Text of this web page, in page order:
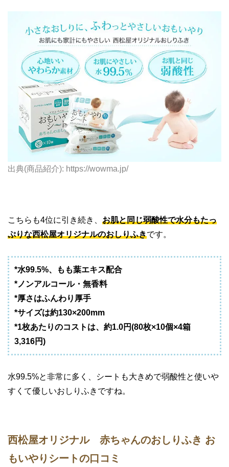
出典(商品紹介): https://wowma.jp/
こちらも4位に引き続き、 お肌と同じ弱酸性で水分もたっ
ぷりな西松屋オリジナルのおしりふきです。
*水99.5%、もも葉エキス配合
*ノンアルコール・無香料
*厚さはふんわり厚手
*サイズは約130×200mm
*1枚あたりのコストは、約1.0円(80枚×10個×4箱
3,316円)
水99.5%と非常に多く、シートも大きめで弱酸性と使いや
すくて優しいおしりふきですね。
西松屋オリジナル 赤ちゃんのおしりふき お
もいやりシートの口コミ